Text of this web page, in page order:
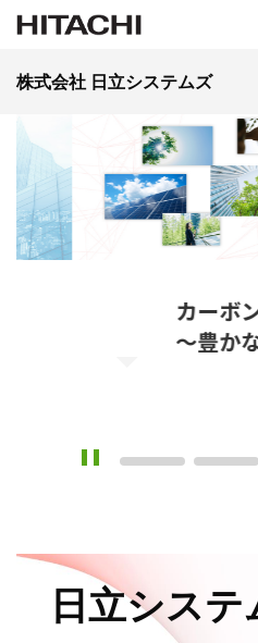
株式会社 日立システムズ
カーボンニ
～豊かな地
日立シス